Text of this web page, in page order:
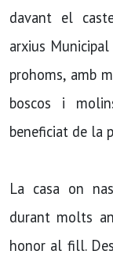
davant el
arxius
prohoms, amb
boscos i
beneficiat de la
La casa on
durant molts
honor al fill.